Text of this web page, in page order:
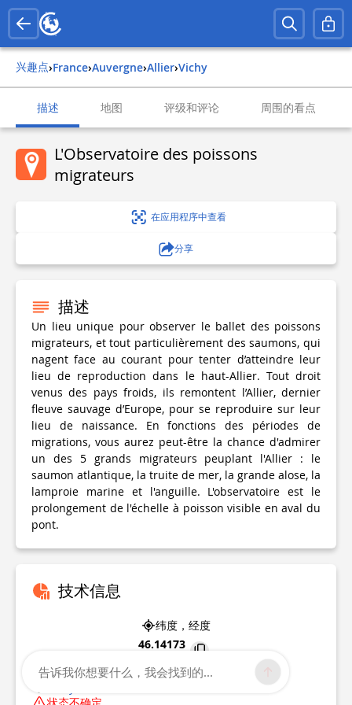
兴趣点› france› auvergne› allier› vichy
描述 地图 评级和评论 周围的看点
L'Observatoire des poissons
migrateurs
在应用程序中查看
分享
描述
Un lieu unique pour observer le ballet des poissons
migrateurs, et tout particulièrement des saumons, qui
nagent face au courant pour tenter d’atteindre leur
lieu de reproduction dans le haut-Allier. Tout droit
venus des pays froids, ils remontent l’Allier, dernier
fleuve sauvage d’Europe, pour se reproduire sur leur
lieu de naissance. En fonctions des périodes de
migrations, vous aurez peut-être la chance d'admirer
un des 5 grands migrateurs peuplant l'Allier : le
saumon atlantique, la truite de mer, la grande alose, la
lamproie marine et l'anguille. L'observatoire est le
prolongement de l'échelle à poisson visible en aval du
pont.
技术信息
纬度，经度
46.14173
告诉我你想要什么，我会找到的...